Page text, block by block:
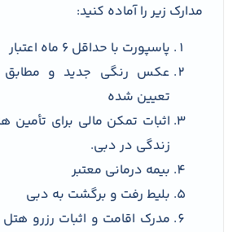
مدارک زیر را آماده کنید:
پاسپورت با حداقل ۶ ماه اعتبار
عکس رنگی جدید و مطابق
تعیین شده
اثبات تمکن مالی برای تأمین
زندگی در دبی.
بیمه درمانی معتبر
بلیط رفت و برگشت به دبی
مدرک اقامت و اثبات رزرو